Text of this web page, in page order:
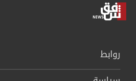
روابط